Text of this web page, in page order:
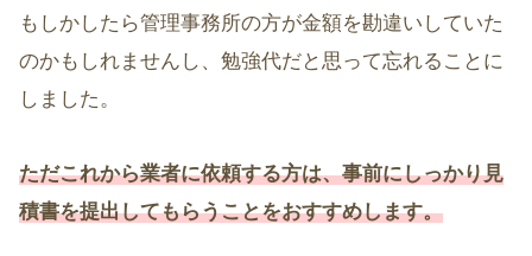
もしかしたら管理事務所の方が金額を勘違いしていた
のかもしれませんし、勉強代だと思って忘れることに
しました。
ただこれから業者に依頼する方は、事前にしっかり見
積書を提出してもらうことをおすすめします。